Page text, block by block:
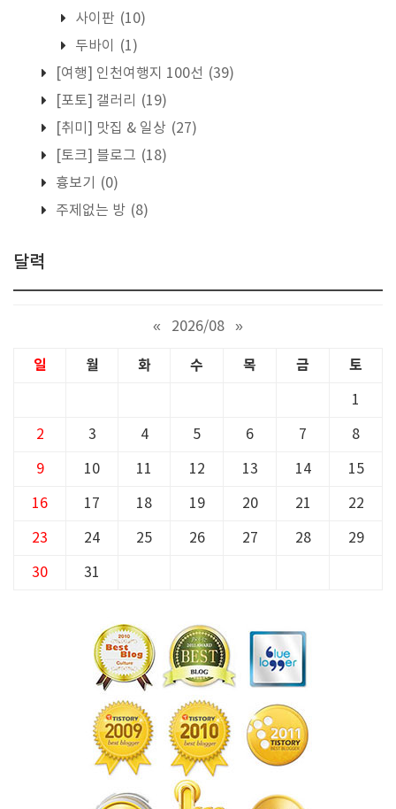
사이판 (10)
두바이
(1)
[여행] 인천여행지 100선 (39)
[포토] 갤러리
(19)
[취미] 맛집 & 일상 (27)
[토크] 블로그 (18)
흉보기
(0)
주제없는 방 (8)
달력
« 2026/08 »
일 월 화 수 목 금 토
1
2 3 4 5 6 7 8
9 10 11 12 13 14 15
16 17 18 19 20 21 22
23 24 25 26 27 28 29
30 31